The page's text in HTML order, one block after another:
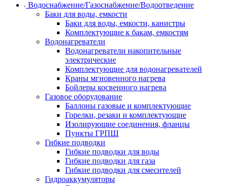
Водоснабжение/Газоснабжение/Водоотведение
Баки для воды, емкости
Баки для воды, емкости, канистры
Комплектующие к бакам, емкостям
Водонагреватели
Водонагреватели накопительные
электрические
Комплектующие для водонагревателей
Краны мгновенного нагрева
Бойлеры косвенного нагрева
Газовое оборудование
Баллоны газовые и комплектующие
Горелки, резаки и комплектующие
Изолирующие соединения, фланцы
Пункты ГРПШ
Гибкие подводки
Гибкие подводки для воды
Гибкие подводки для газа
Гибкие подводки для смесителей
Гидроаккумуляторы